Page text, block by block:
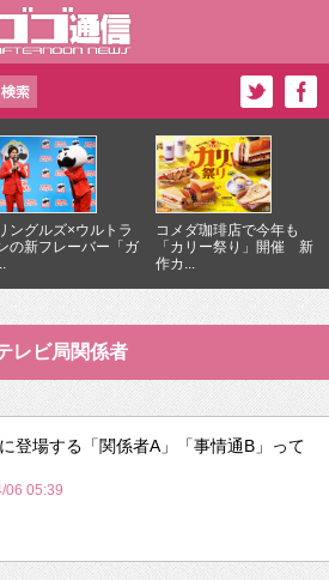
ングルズ×ウルトラ
の新フレーバー「ガ
コメダ珈琲店で今年も
「カリー祭り」開催 新
作カ...
レビ局関係者
登場する「関係者A」「事情通B」って
06 05:39